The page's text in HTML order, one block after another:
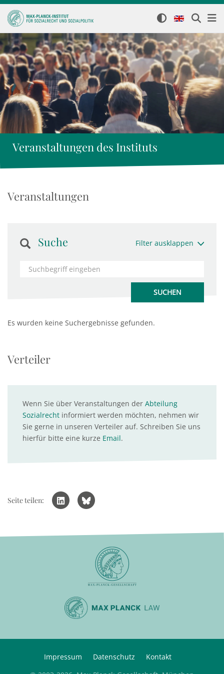
Veranstaltungen des Instituts
Veranstaltungen
Suche Filter ausklappen
Es wurden keine Suchergebnisse gefunden.
Verteiler
Wenn Sie über Veranstaltungen der Abteilung
Sozialrecht informiert werden möchten, nehmen wir
Sie gerne in unseren Verteiler auf. Schreiben Sie uns
hierfür bitte eine kurze Email.
Seite teilen:
Impressum Datenschutz
Kontakt